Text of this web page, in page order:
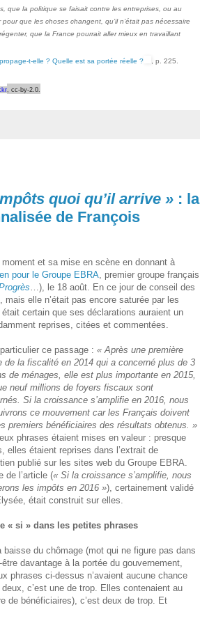
que la politique se faisait contre les entreprises, ou au
que les choses changent, qu’il n’était pas nécessaire
que la France pourrait aller mieux en travaillant
t-elle ? Quelle est sa portée réelle ? , p. 225.
, cc-by-2.0.
quoi qu’il arrive » : la
de François
et sa mise en scène en donnant à
pour le Groupe EBRA , premier groupe français
…), le 18 août. En ce jour de conseil des
elle n’était pas encore saturée par les
certain que ses déclarations auraient un
reprises, citées et commentées.
ce passage :« Après une première
de la fiscalité en 2014 qui a concerné plus de 3
de ménages, elle est plus importante en 2015,
neuf millions de foyers fiscaux sont
Si la croissance s’amplifie en 2016, nous
ce mouvement car les Français doivent
premiers bénéficiaires des résultats obtenus. »
phrases étaient mises en valeur : presque
elles étaient reprises dans l’extrait de
publié sur les sites web du Groupe EBRA.
de l’article (« Si la croissance s’amplifie, nous
les impôts en 2016 »), certainement validé
était construit sur elles.
« si » dans les petites phrases
du chômage (mot qui ne figure pas dans
davantage à la portée du gouvernement,
phrases ci-dessus n’avaient aucune chance
c’est une de trop. Elles contenaient au
de bénéficiaires), c’est deux de trop. Et